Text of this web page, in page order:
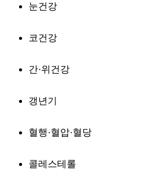
눈건강
코건강
간·위건강
갱년기
혈행·혈압·혈당
콜레스테롤